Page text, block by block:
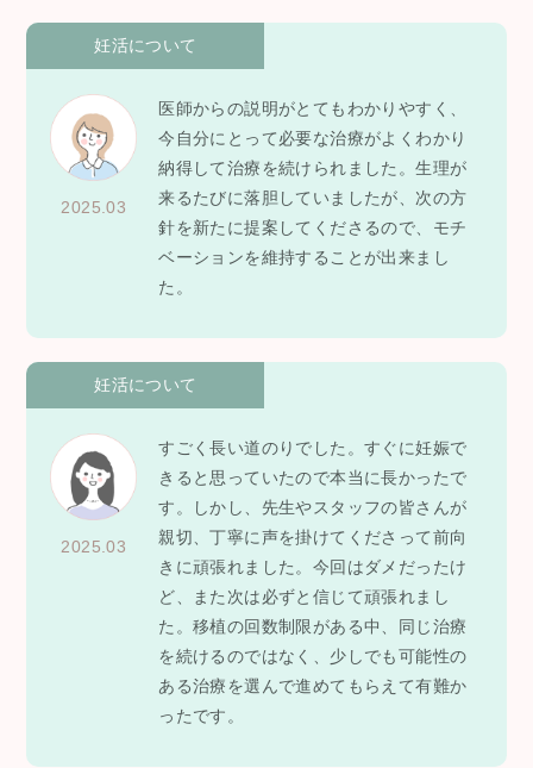
妊活について
2025.03
医師からの説明がとてもわかりやすく、
今自分にとって必要な治療がよくわかり
納得して治療を続けられました。生理が
来るたびに落胆していましたが、次の方
針を新たに提案してくださるので、モチ
ベーションを維持することが出来まし
た。
妊活について
2025.03
すごく長い道のりでした。すぐに妊娠で
きると思っていたので本当に長かったで
す。しかし、先生やスタッフの皆さんが
親切、丁寧に声を掛けてくださって前向
きに頑張れました。今回はダメだったけ
ど、また次は必ずと信じて頑張れまし
た。移植の回数制限がある中、同じ治療
を続けるのではなく、少しでも可能性の
ある治療を選んで進めてもらえて有難か
ったです。